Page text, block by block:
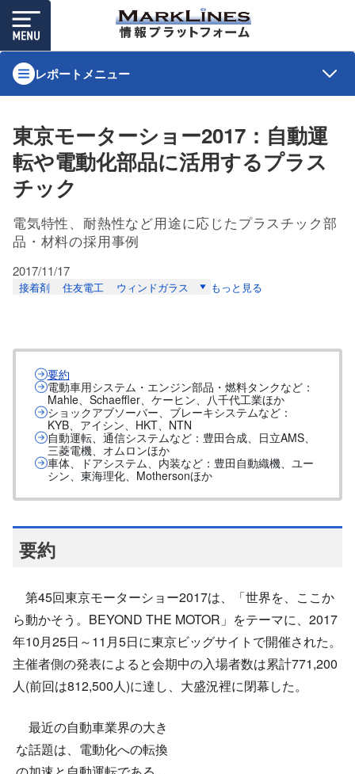
レポートメニュー
東京モーターショー2017：自動運
転や電動化部品に活用するプラス
チック
電気特性、耐熱性など用途に応じたプラスチック部
品・材料の採用事例
2017/11/17
接着剤 住友電工 ウィンドガラス もっと見る
要約
電動車用システム・エンジン部品・燃料タンクなど：
Mahle、Schaeffler、ケーヒン、八千代工業ほか
ショックアブソーバー、ブレーキシステムなど：
KYB、アイシン、HKT、NTN
自動運転、通信システムなど：豊田合成、日立AMS、
三菱電機、オムロンほか
車体、ドアシステム、内装など：豊田自動織機、ユー
シン、東海理化、Mothersonほか
要約
第45回東京モーターショー2017は、「世界を、ここか
ら動かそう。BEYOND THE MOTOR」をテーマに、2017
年10月25日～11月5日に東京ビッグサイトで開催された。
主催者側の発表によると会期中の入場者数は累計771,200
人(前回は812,500人)に達し、大盛況裡に閉幕した。
最近の自動車業界の大き
な話題は、電動化への転換